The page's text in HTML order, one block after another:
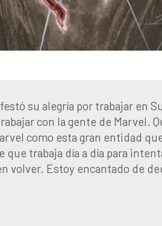
su alegría por trabajar en
con la gente de Marvel.
como esta gran entidad
que trabaja día a día para
volver. Estoy encantado de